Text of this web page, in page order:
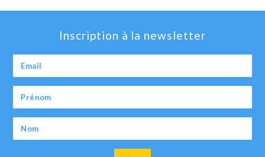
Inscription à la newsletter